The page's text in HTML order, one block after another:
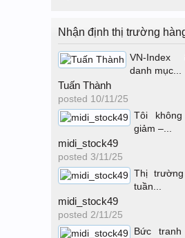
Nhận định thị trường
VN-Index
danh mục...
Tuấn Thành
posted 10/11/25
Tôi
giảm –...
midi_stock49
posted 3/11/25
Thị
tuần...
midi_stock49
posted 2/11/25
Bức